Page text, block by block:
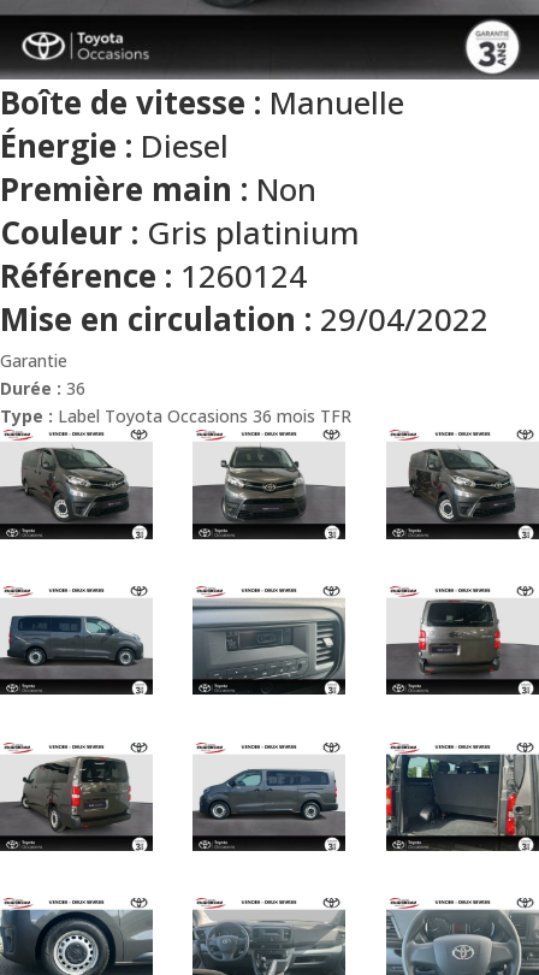
Boîte de vitesse : Manuelle
Énergie : Diesel
Première main : Non
Couleur : Gris platinium
Référence : 1260124
Mise en circulation : 29/04/2022
Garantie
Durée : 36
Type : Label Toyota Occasions 36 mois TFR